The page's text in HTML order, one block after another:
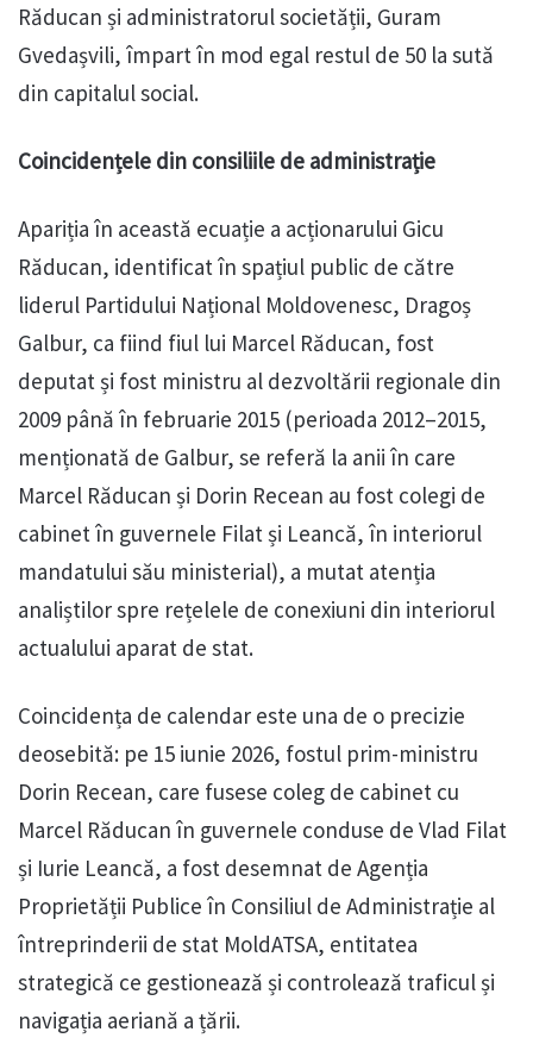
Răducan și administratorul societății, Guram
Gvedașvili, împart în mod egal restul de 50 la sută
din capitalul social.
Coincidențele din consiliile de administrație
Apariția în această ecuație a acționarului Gicu
Răducan, identificat în spațiul public de către
liderul Partidului Național Moldovenesc, Dragoș
Galbur, ca fiind fiul lui Marcel Răducan, fost
deputat și fost ministru al dezvoltării regionale din
2009 până în februarie 2015 (perioada 2012–2015,
menționată de Galbur, se referă la anii în care
Marcel Răducan și Dorin Recean au fost colegi de
cabinet în guvernele Filat și Leancă, în interiorul
mandatului său ministerial), a mutat atenția
analiștilor spre rețelele de conexiuni din interiorul
actualului aparat de stat.
Coincidența de calendar este una de o precizie
deosebită: pe 15 iunie 2026, fostul prim-ministru
Dorin Recean, care fusese coleg de cabinet cu
Marcel Răducan în guvernele conduse de Vlad Filat
și Iurie Leancă, a fost desemnat de Agenția
Proprietății Publice în Consiliul de Administrație al
întreprinderii de stat MoldATSA, entitatea
strategică ce gestionează și controlează traficul și
navigația aeriană a țării.